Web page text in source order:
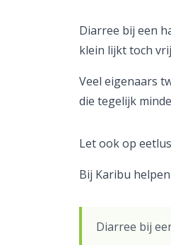
Diarree bij een
klein lijkt toch
Veel eigenaars
die tegelijk
Let ook op
Bij Karibu
Diarree bij